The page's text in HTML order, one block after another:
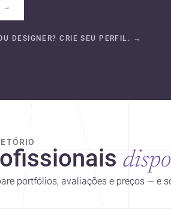
→
DESIGNER? CRIE SEU PERFIL. →
portfólios, avaliações e preços — e